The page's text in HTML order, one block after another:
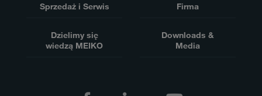
Sprzedaż i Serwis Firma
Dzielimy się
wiedzą MEIKO
Downloads &
Media